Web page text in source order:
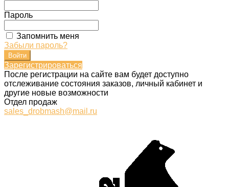
Пароль
Запомнить меня
Забыли пароль?
Зарегистрироваться
После регистрации на сайте вам будет доступно
отслеживание состояния заказов, личный кабинет и
другие новые возможности
Отдел продаж
sales_drobmash@mail.ru